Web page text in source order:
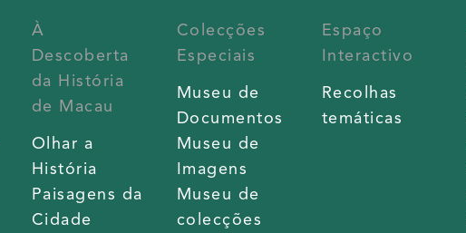
À
Descoberta
da História
de Macau
Olhar a
História
Paisagens da
Cidade
Colecções
Especiais
Museu de
Documentos
Museu de
Imagens
Museu de
colecções
Espaço
Interactivo
Recolhas
temáticas